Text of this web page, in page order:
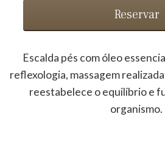
Reservar
Escalda pés com óleo
reflexologia, massagem
reestabelece o equilíbrio e
organismo.